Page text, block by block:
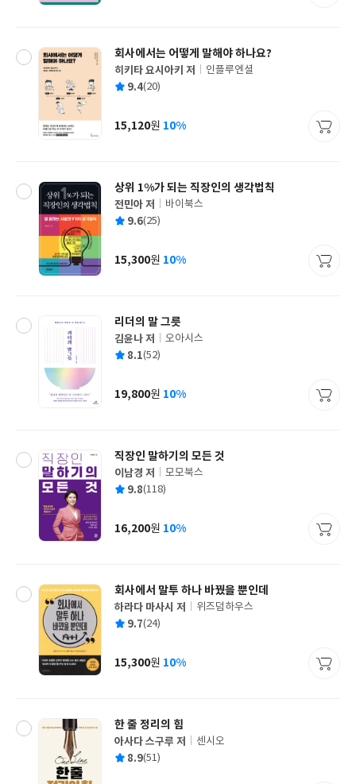
회사에서는 어떻게 말해야 하나요?
글
쓴
히키타 요시아키 저
출
사
인플루엔셜
평 9.4(20)
가
15,120원 10%
상위 1%가 되는 직장인의 생각법칙
글
쓴
전민아 저
출
사
바이북스
평 9.6(25)
가
15,300원 10%
리더의 말 그릇
글
쓴
김윤나 저
출
사
오아시스
평 8.1(52)
가
19,800원 10%
직장인 말하기의 모든 것
글
쓴
이남경 저
출
사
모모북스
평 9.8(118)
가
16,200원 10%
회사에서 말투 하나 바꿨을 뿐인데
글
쓴
하라다 마사시 저
출
사
위즈덤하우스
평 9.7(24)
가
15,300원 10%
한 줄 정리의 힘
글
쓴
아사다 스구루 저
출
센시오
평 8.9(51)